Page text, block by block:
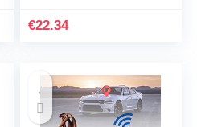
€22.34